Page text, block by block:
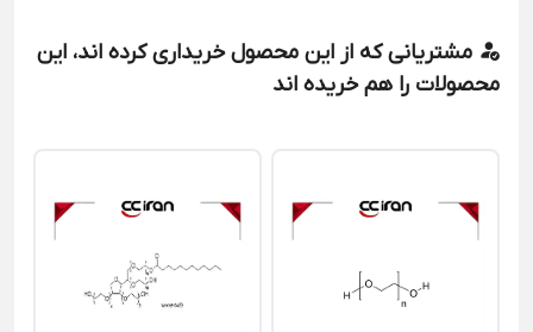
مشتریانی که از این محصول خریداری کرده اند، این
محصولات را هم خریده اند